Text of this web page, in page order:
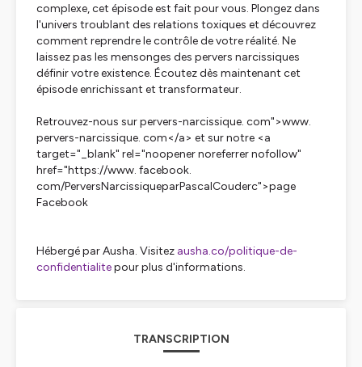
complexe, cet épisode est fait pour vous. Plongez dans
l'univers troublant des relations toxiques et découvrez
comment reprendre le contrôle de votre réalité. Ne
laissez pas les mensonges des pervers narcissiques
définir votre existence. Écoutez dès maintenant cet
épisode enrichissant et transformateur.
Retrouvez-nous sur pervers-narcissique. com">www.
pervers-narcissique. com</a> et sur notre <a
target="_blank" rel="noopener noreferrer nofollow"
href="https://www. facebook.
com/PerversNarcissiqueparPascalCouderc">page
Facebook
Hébergé par Ausha. Visitez ausha.co/politique-de-
confidentialitepour plus d'informations.
TRANSCRIPTION